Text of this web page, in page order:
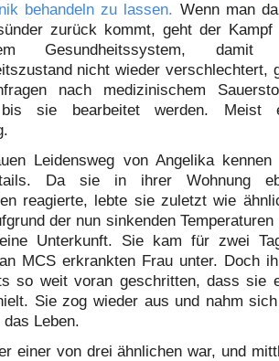
behandeln zu lassen. Wenn man
zurück kommt, geht der Kampf
Gesundheitssystem,
nicht wieder verschlechtert,
nach medizinischem
bis sie bearbeitet werden. Meist
Leidensweg von Angelika
Da sie in ihrer Wohnung
reagierte, lebte sie zuletzt wie
der nun sinkenden
Unterkunft. Sie kam für zwei
MCS erkrankten Frau unter. Doch
so weit voran geschritten, dass sie
Sie zog wieder aus und nahm
das Leben.
einer von drei ähnlichen war, und